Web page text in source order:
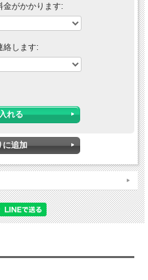
金がかかります:
絡します: